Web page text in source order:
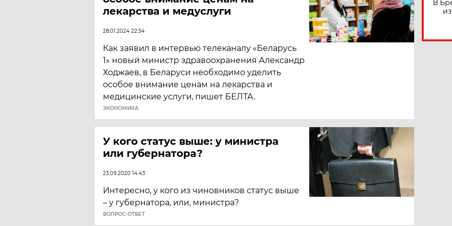
лекарства и медуслуги
28.01.2024 22:34
Как заявил в интервью телеканалу «Беларусь
1» новый министр здравоохранения Александр
Ходжаев, в Беларуси необходимо уделить
особое внимание ценам на лекарства и
медицинские услуги, пишет БЕЛТА.
ЭКОНОМИКА
У кого статус выше: у министра
или губернатора?
23.09.2020 14:43
Интересно, у кого из чиновников статус выше
– у губернатора, или, министра?
ВОПРОС-ОТВЕТ
В